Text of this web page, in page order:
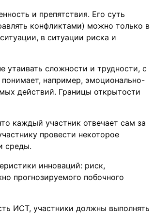
и препятствия. Его суть
конфликтами) можно только в
в ситуации риска и
утаивать сложности и трудности, с
например, эмоционально-
действий. Границы открытости
каждый участник отвечает сам за
провести некоторое
среды.
инноваций: риск,
прогнозируемого побочного
ИСТ, участники должны выполнять